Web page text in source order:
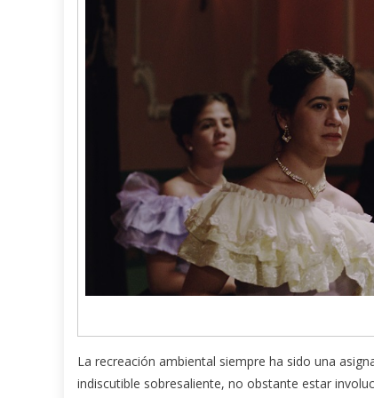
La recreación ambiental siempre ha sido una
indiscutible sobresaliente, no obstante estar